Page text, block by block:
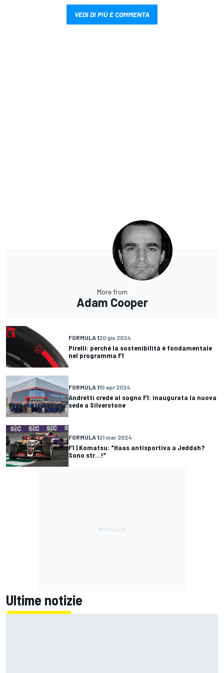
VEDI DI PIÙ E COMMENTA
More from
Adam Cooper
FORMULA 120 giu 2024
Pirelli: perché la sostenibilità è fondamentale
nel programma F1
FORMULA 110 apr 2024
Andretti crede al sogno F1: inaugurata la nuova
sede a Silverstone
FORMULA 121 mar 2024
F1 | Komatsu: "Haas antisportiva a Jeddah?
Sono str...!"
Ultime notizie